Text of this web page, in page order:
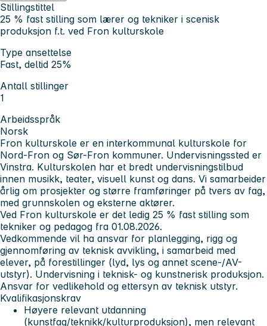
Stillingstittel
25 % fast stilling som lærer og tekniker i scenisk
produksjon f.t. ved Fron kulturskole
Type ansettelse
Fast, deltid 25%
Antall stillinger
1
Arbeidsspråk
Norsk
Fron kulturskole er en interkommunal kulturskole for
Nord-Fron og Sør-Fron kommuner. Undervisningssted er
Vinstra. Kulturskolen har et bredt undervisningstilbud
innen musikk, teater, visuell kunst og dans. Vi samarbeider
årlig om prosjekter og større framføringer på tvers av fag,
med grunnskolen og eksterne aktører.
Ved Fron kulturskole er det ledig 25 % fast stilling som
tekniker og pedagog fra 01.08.2026.
Vedkommende vil ha ansvar for planlegging, rigg og
gjennomføring av teknisk avvikling, i samarbeid med
elever, på forestillinger (lyd, lys og annet scene-/AV-
utstyr). Undervisning i teknisk- og kunstnerisk produksjon.
Ansvar for vedlikehold og ettersyn av teknisk utstyr.
Kvalifikasjonskrav
Høyere relevant utdanning
(kunstfag/teknikk/kulturproduksjon), men relevant